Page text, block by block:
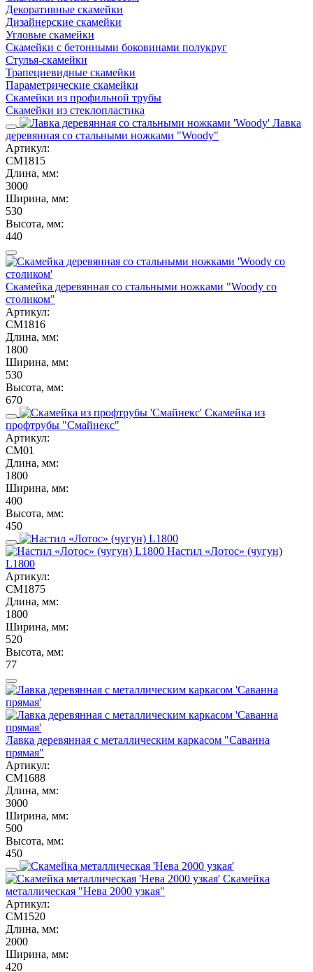
Декоративные скамейки
Дизайнерские скамейки
Угловые скамейки
Скамейки с бетонными боковинами полукруг
Стулья-скамейки
Трапециевидные скамейки
Параметрические скамейки
Скамейки из профильной трубы
Скамейки из стеклопластика
Лавка
деревянная со стальными ножками "Woody"
Артикул:
СМ1815
Длина, мм:
3000
Ширина, мм:
530
Высота, мм:
440
Скамейка деревянная со стальными ножками "Woody со
столиком"
Артикул:
СМ1816
Длина, мм:
1800
Ширина, мм:
530
Высота, мм:
670
Скамейка из
профтрубы "Смайнекс"
Артикул:
СМ01
Длина, мм:
1800
Ширина, мм:
400
Высота, мм:
450
Настил «Лотос» (чугун)
L1800
Артикул:
СМ1875
Длина, мм:
1800
Ширина, мм:
520
Высота, мм:
77
Лавка деревянная с металлическим каркасом "Саванна
прямая"
Артикул:
СМ1688
Длина, мм:
3000
Ширина, мм:
500
Высота, мм:
450
Скамейка
металлическая "Нева 2000 узкая"
Артикул:
СМ1520
Длина, мм:
2000
Ширина, мм:
420